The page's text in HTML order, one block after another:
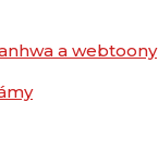
a webtoony